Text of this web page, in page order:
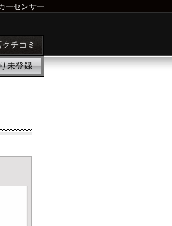
ーセンサー
チコミ
未登録